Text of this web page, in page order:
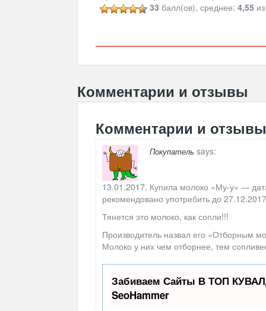
33 балл(ов), среднее:4,55
Комментарии и отзывы
Комментарии и отзывы
Покупатель says:
13.01.2017. Купила молоко «Му-у» —
рекомендовано употребить до
Тянется это молоко, как сопли!!!
Производитель назвал его «Отборным
Молоко у них чем отборнее, тем
Забиваем Сайты В ТОП
SeoHammer